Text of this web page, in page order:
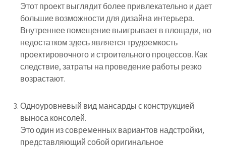
Этот проект выглядит более привлекательно и дает
большие возможности для дизайна интерьера.
Внутреннее помещение выигрывает в площади, но
недостатком здесь является трудоемкость
проектировочного и строительного процессов. Как
следствие, затраты на проведение работы резко
возрастают.
Одноуровневый вид мансарды с конструкцией
выноса консолей.
Это один из современных вариантов надстройки,
представляющий собой оригинальное